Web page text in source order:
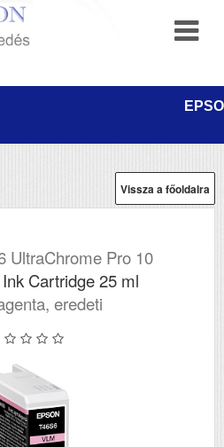
Vissza a főoldalra
UltraChrome Pro 10
Cartridge 25 ml
eredeti